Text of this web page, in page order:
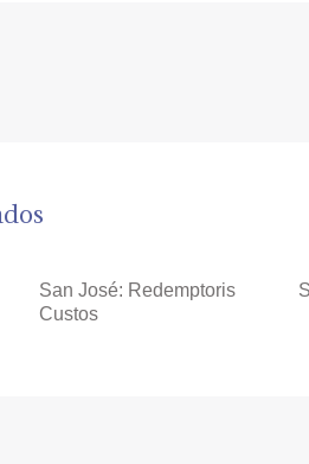
San José: Redemptoris
Custos